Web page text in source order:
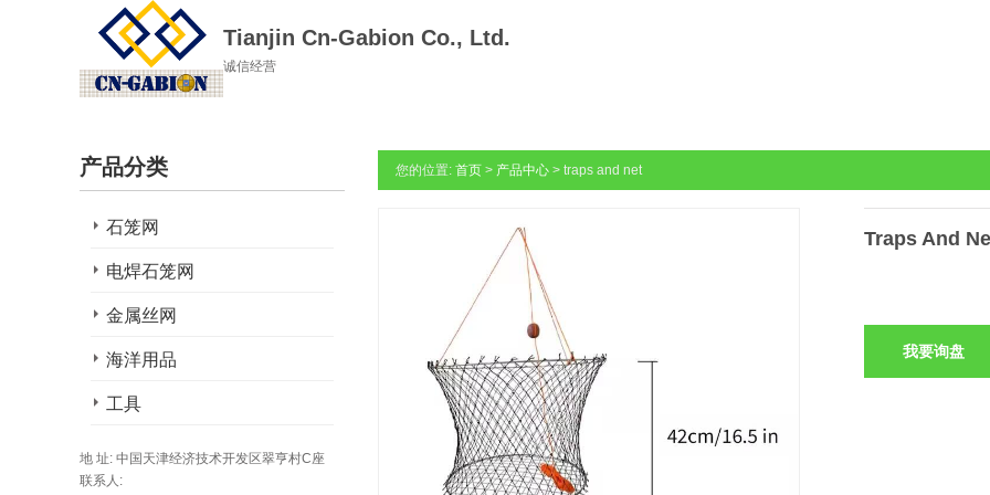
Tianjin Cn-Gabion Co., Ltd.
诚信经营
产品分类
石笼网
电焊石笼网
金属丝网
海洋用品
工具
地 址: 中国天津经济技术开发区翠亨村C座
联系人:
您的位置: 首页 > 产品中心 > traps and net
Traps And
我要询盘